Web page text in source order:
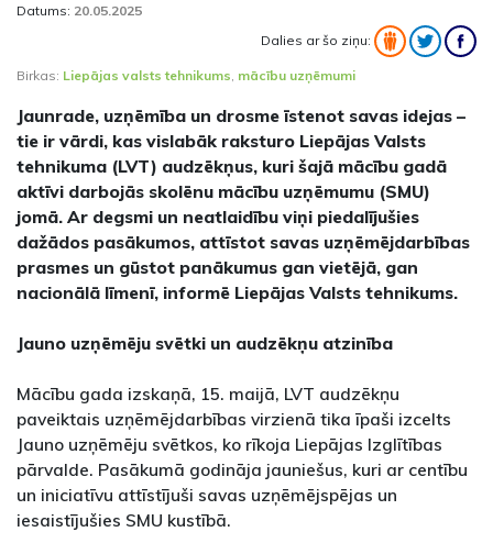
Datums: 20.05.2025
Dalies ar šo ziņu:
Birkas: Liepājas valsts tehnikums mācību uzņēmumi
Jaunrade, uzņēmība un drosme īstenot savas idejas –
tie ir vārdi, kas vislabāk raksturo Liepājas Valsts
tehnikuma (LVT) audzēkņus, kuri šajā mācību gadā
aktīvi darbojās skolēnu mācību uzņēmumu (SMU)
jomā. Ar degsmi un neatlaidību viņi piedalījušies
dažādos pasākumos, attīstot savas uzņēmējdarbības
prasmes un gūstot panākumus gan vietējā, gan
nacionālā līmenī, informē Liepājas Valsts tehnikums.
Jauno uzņēmēju svētki un audzēkņu atzinība
Mācību gada izskaņā, 15. maijā, LVT audzēkņu
paveiktais uzņēmējdarbības virzienā tika īpaši izcelts
Jauno uzņēmēju svētkos, ko rīkoja Liepājas Izglītības
pārvalde. Pasākumā godināja jauniešus, kuri ar centību
un iniciatīvu attīstījuši savas uzņēmējspējas un
iesaistījušies SMU kustībā.